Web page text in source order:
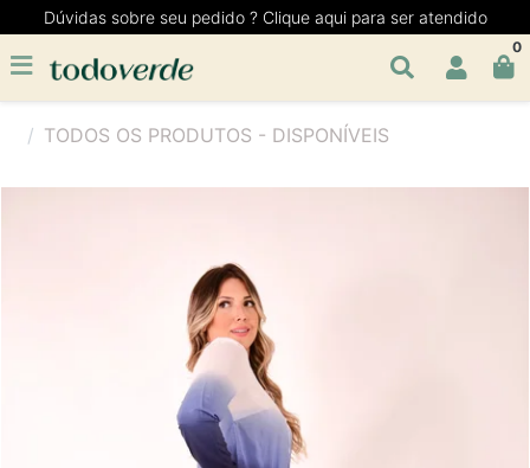
Dúvidas sobre seu pedido ? Clique aqui para ser atendido
0
TODOS OS PRODUTOS - DISPONÍVEIS